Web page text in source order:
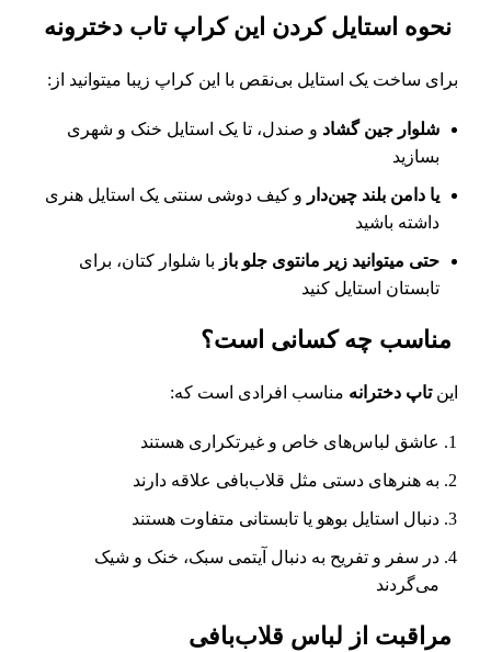
نحوه استایل کردن این کراپ تاب دخترونه
برای ساخت یک استایل بی‌نقص با این کراپ زیبا میتوانید از:
شلوار جین گشاد و صندل، تا یک استایل خنک و شهری
بسازید
یا دامن بلند چین‌دار و کیف دوشی سنتی یک استایل هنری
داشته باشید
حتی میتوانید زیر مانتوی جلو باز با شلوار کتان، برای
تابستان استایل کنید
مناسب چه کسانی است؟
اینتاپ دخترانه مناسب افرادی است که:
عاشق لباس‌های خاص و غیرتکراری هستند
به هنرهای دستی مثل قلاب‌بافی علاقه دارند
دنبال استایل بوهو یا تابستانی متفاوت هستند
در سفر و تفریح به دنبال آیتمی سبک، خنک و شیک
می‌گردند
مراقبت از لباس قلاب‌بافی